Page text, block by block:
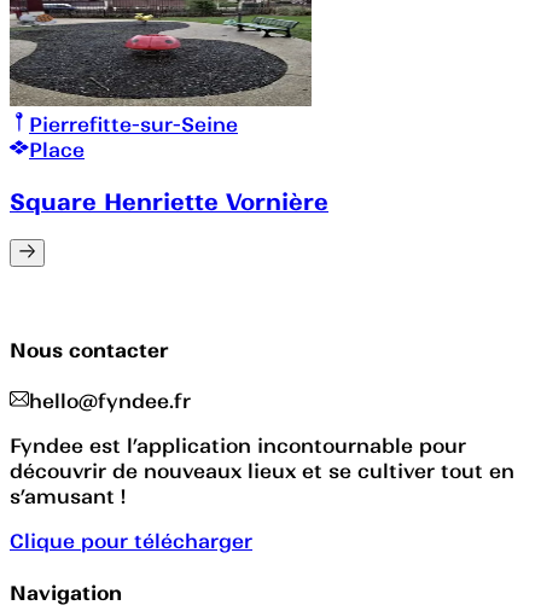
Pierrefitte-sur-Seine
Place
Square Henriette Vornière
Nous contacter
hello@fyndee.fr
Fyndee est l’application incontournable pour
découvrir de nouveaux lieux et se cultiver tout en
s’amusant !
Clique pour télécharger
Navigation